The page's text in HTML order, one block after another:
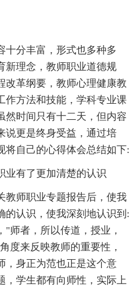
十分丰富，形式也多种多
新理念，教师职业道德规
改革纲要，教师心理健康教
作方法和技能，学科专业课
然时间只有十二天，但内容
说更是终身受益，通过培
将自己的心得体会总结如下:
业有了更加清楚的认识
教师职业专题报告后，使我
的认识，使我深刻地认识到:
师者，所以传道，授业，
度来反映教师的重要性，
，身正为范也正是这个意
，学生都有向师性，实际上